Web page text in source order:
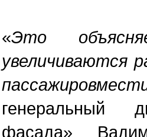
«Это
увеличиваются
генеральный
фасада»